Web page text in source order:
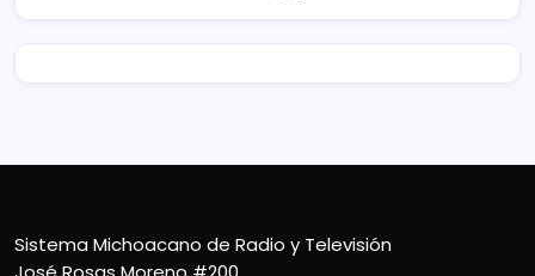
Sistema Michoacano de Radio y Televisión